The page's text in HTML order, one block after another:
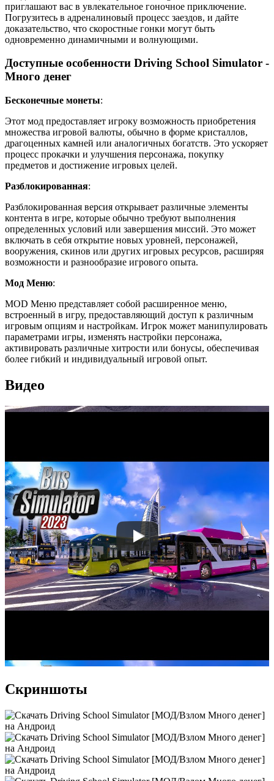
приглашают вас в увлекательное гоночное приключение.
Погрузитесь в адреналиновый процесс заездов, и дайте
доказательство, что скоростные гонки могут быть
одновременно динамичными и волнующими.
Доступные особенности Driving School Simulator -
Много денег
Бесконечные монеты:
Этот мод предоставляет игроку возможность приобретения
множества игровой валюты, обычно в форме кристаллов,
драгоценных камней или аналогичных богатств. Это ускоряет
процесс прокачки и улучшения персонажа, покупку
предметов и достижение игровых целей.
Разблокированная:
Разблокированная версия открывает различные элементы
контента в игре, которые обычно требуют выполнения
определенных условий или завершения миссий. Это может
включать в себя открытие новых уровней, персонажей,
вооружения, скинов или других игровых ресурсов, расширяя
возможности и разнообразие игрового опыта.
Мод Меню:
MOD Меню представляет собой расширенное меню,
встроенный в игру, предоставляющий доступ к различным
игровым опциям и настройкам. Игрок может манипулировать
параметрами игры, изменять настройки персонажа,
активировать различные хитрости или бонусы, обеспечивая
более гибкий и индивидуальный игровой опыт.
Видео
Скриншоты